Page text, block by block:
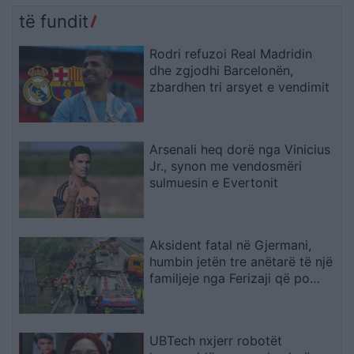
të fundit
Rodri refuzoi Real Madridin
dhe zgjodhi Barcelonën,
zbardhen tri arsyet e vendimit
Arsenali heq dorë nga Vinicius
Jr., synon me vendosmëri
sulmuesin e Evertonit
Aksident fatal në Gjermani,
humbin jetën tre anëtarë të një
familjeje nga Ferizaji që po
UBTech nxjerr robotët